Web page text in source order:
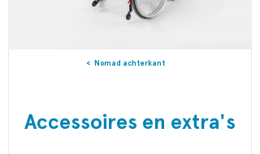
Nomad achterkant
Accessoires en extra's